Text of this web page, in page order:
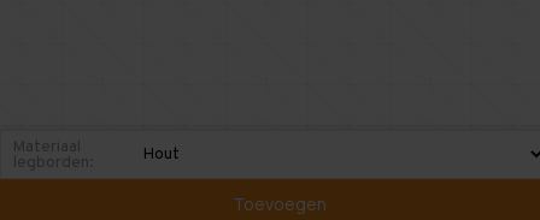
Materiaal
legborden:
Toevoegen